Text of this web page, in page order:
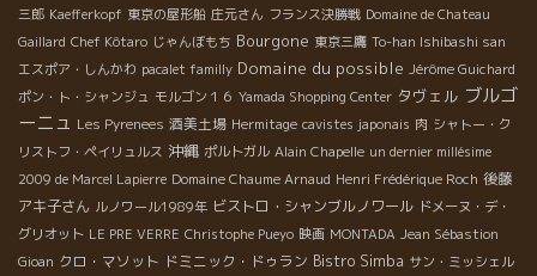
三郎 Kaefferkopf 東京の屋形船 庄元さん フランス決勝戦 Domaine de Chateau
Gaillard Chef Kôtaro じゃんぼもち Bourgone 東京三鷹 To-han Ishibashi san
エスポア・しんかわ pacalet familly Domaine du possible Jérôme Guichard
ポン・ト・シャンジュ モルゴン１６ Yamada Shopping Center タヴェル ブルゴ
ーニュ Les Pyrenees 酒美土場 Hermitage cavistes japonais 肉 シャトー・ク
リストフ・ペイリュルス 沖縄 ポルトガル Alain Chapelle un dernier millésime
2009 de Marcel Lapierre Domaine Chaume Arnaud Henri Frédérique Roch 後藤
アキ子さん ルノワール1989年 ビストロ・シャンブルノワール ドメーヌ・デ・
グリオット LE PRE VERRE Christophe Pueyo 映画 MONTADA Jean Sébastion
Gioan クロ・マソット ドミニック・ドゥラン Bistro Simba サン・ミッシェル